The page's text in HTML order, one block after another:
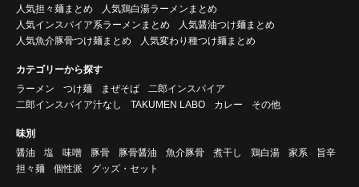
人気担々麺まとめ
人気鶏白湯ラーメンまとめ
人気インスパイア系ラーメンまとめ
人気醤油つけ麺まとめ
人気魚介豚骨つけ麺まとめ
人気変わり種つけ麺まとめ
カテゴリーから探す
ラーメン
つけ麺 まぜそば
二郎インスパイア
二郎インスパイア汁なし
TAKUMEN LABO カレー その他
味別
醤油
塩 味噌 豚骨 豚骨醤油 魚介豚骨 煮干し 鶏白湯 家系
旨辛
担々麺
個性派 グッズ・セット